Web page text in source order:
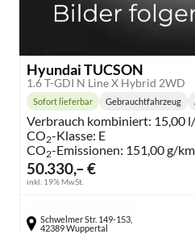
Hyundai TUCSON
1.6 T-GDI N Line X Hybrid 2WD
50.330,– €
inkl. 19% MwSt.
Lieferzeit:
Sofort lieferbar Gebrauchtfahrzeug
Verbrauch kombiniert: 15,00
CO2-Klasse: E
CO2-Emissionen: 151,00 g/km
Schwelmer Str. 149-153,
42389 Wuppertal